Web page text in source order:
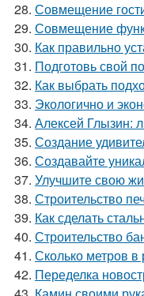
28. Совмещение
29. Совмещение
30. Как правильно
31. Подготовь свой
32. Как выбрать
33. Экологично и
34. Алексей Глызин:
35. Создание
36. Создавайте
37. Улучшите свою
38. Строительство
39. Как сделать
40. Строительство
41. Сколько метров
42. Переделка